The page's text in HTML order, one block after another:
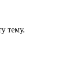
тему.